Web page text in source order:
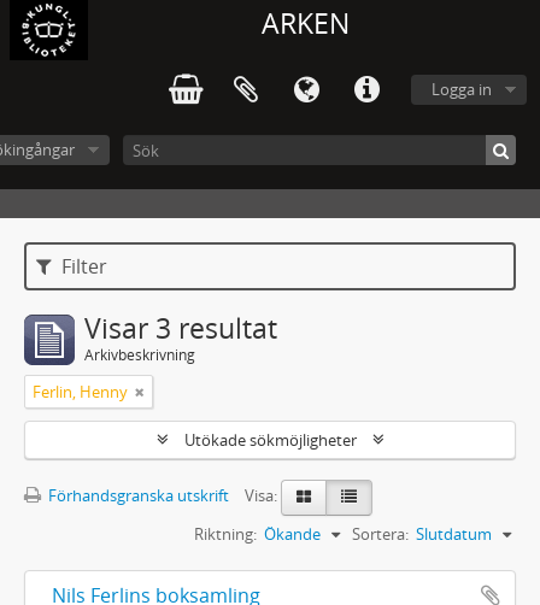
ARKEN
Logga in
Filter
Visar 3 resultat
Arkivbeskrivning
Ferlin, Henny
Utökade sökmöjligheter
Förhandsgranska utskrift
Visa:
Sortera: Slutdatum
Riktning: Ökande
Nils Ferlins boksamling